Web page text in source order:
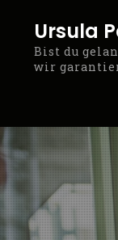
content
Ursula
Bist du
wir